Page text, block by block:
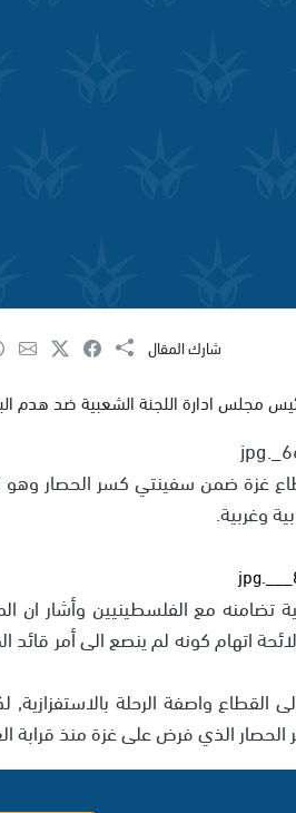
شارك المقال
مجلس ادارة اللجنة الشعبية ضد هدم
غزة ضمن سفينتي كسر الحصار وهو
تضامنه مع الفلسطينيين وأشار ان
اتهام كونه لم ينصع الى أمر قائد
القطاع واصفة الرحلة
الذي فرض على غزة منذ قرابة